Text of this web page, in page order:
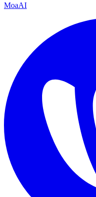
MoaAI